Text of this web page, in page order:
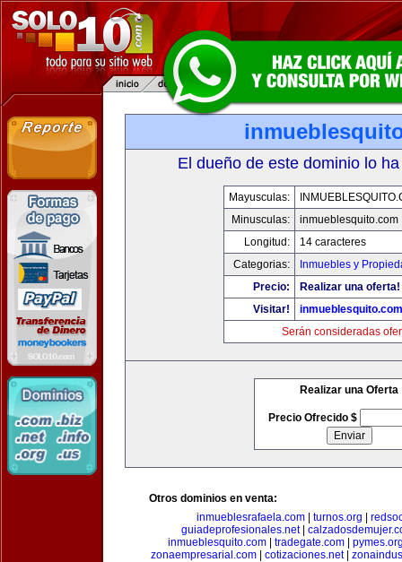
El dueño de este dominio lo
Mayusculas:
Minusculas:
inmueblesquito.com
Longitud:
14 caracteres
Categorias:
Inmuebles y
Precio:
Realizar una oferta!
Visitar!
inmueblesquito.com
Serán consideradas
Realizar una Oferta
Precio Ofrecido $
Otros dominios en venta:
inmueblesrafaela.com
turnos.org
guiadeprofesionales.net|
inmueblesquito.com
tradegate.com
zonaempresarial.com| cotizaciones.net|